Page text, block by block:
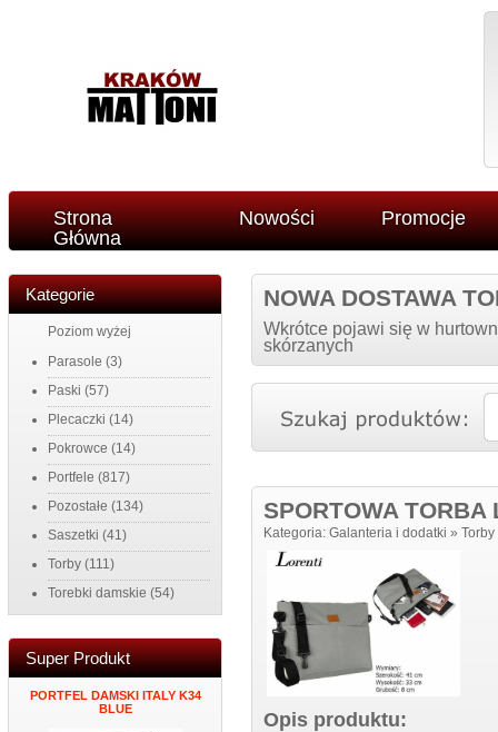
Strona
Główna
Nowości Promocje
Kategorie
Poziom wyżej
Parasole (3)
Paski (57)
Plecaczki (14)
Pokrowce (14)
Portfele (817)
Pozostałe (134)
Saszetki (41)
Torby (111)
Torebki damskie (54)
Super Produkt
PORTFEL DAMSKI ITALY K34
BLUE
MĘSKI PORTFEL SKÓRZANY
NOWA DOSTAWA
Wkrótce pojawi się w
skórzanych
SPORTOWA TORBA
Kategoria: Galanteria i dodatki » Torby
Opis produktu: